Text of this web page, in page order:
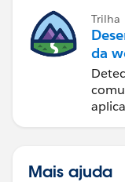
Trilha
da
Mais ajuda